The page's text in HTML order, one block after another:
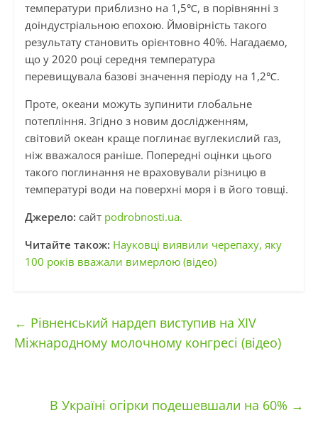
температури приблизно на 1,5℃, в порівнянні з
доіндустріальною епохою. Ймовірність такого
результату становить орієнтовно 40%. Нагадаємо,
що у 2020 році середня температура
перевищувала базові значення періоду на 1,2℃.
Проте, океани можуть зупинити глобальне
потепління. Згідно з новим дослідженням,
світовий океан краще поглинає вуглекислий газ,
ніж вважалося раніше. Попередні оцінки цього
такого поглинання не враховували різницю в
температурі води на поверхні моря і в його товщі.
Джерело: сайт podrobnosti.ua.
Читайте також: Науковці виявили черепаху, яку
100 років вважали вимерлою (відео)
← Рівненський нардеп виступив на XIV
Міжнародному молочному конгресі (відео)
В Україні огірки подешевшали на 60% →